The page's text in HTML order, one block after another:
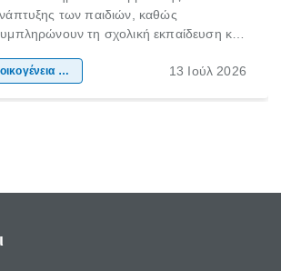
των παιδιών, καθώς
τη σχολική εκπαίδευση και
της προσωπικότητας, της κοινωνικότητας
οικογένεια & παιδί 13 Ιούλ 2026